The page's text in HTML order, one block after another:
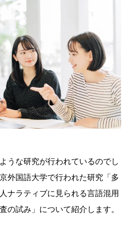
うな研究が行われているのでし
外国語大学で行われた研究「多
ナラティブに見られる言語混用
の試み」について紹介します。